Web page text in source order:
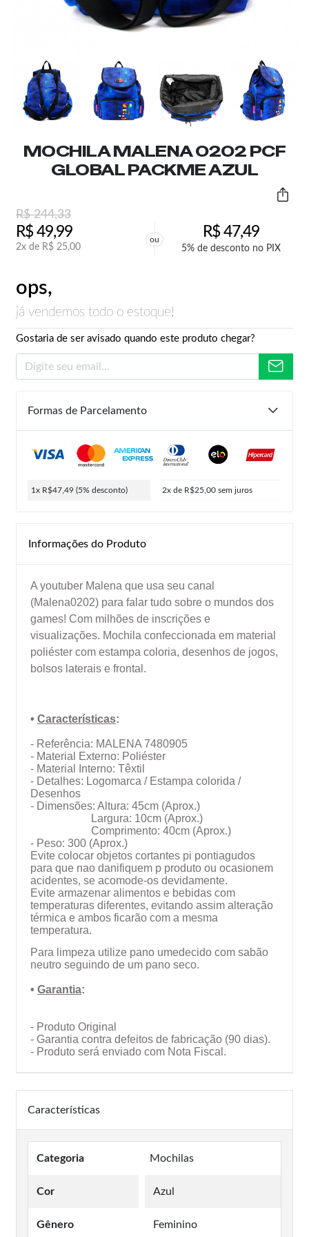
MOCHILA MALENA 0202 PCF
GLOBAL PACKME AZUL
R$244,33
R$49,99
2x de R$ 25,00
ou R$47,49
5% de desconto no PIX
ops,
já vendemos todo o estoque!
Gostaria de ser avisado quando este produto chegar?
Formas de Parcelamento
1x R$47,49 (5% desconto) 2x de R$25,00 sem juros
Informações do Produto
A youtuber Malena que usa seu canal
(Malena0202) para falar tudo sobre o mundos dos
games! Com milhões de inscrições e
visualizações. Mochila confeccionada em material
poliéster com estampa coloria, desenhos de jogos,
bolsos laterais e frontal.
• Características:
- Referência: MALENA 7480905
- Material Externo: Poliéster
- Material Interno: Têxtil
- Detalhes: Logomarca / Estampa colorida /
Desenhos
- Dimensões: Altura: 45cm (Aprox.)
Largura: 10cm (Aprox.)
Comprimento: 40cm (Aprox.)
- Peso: 300 (Aprox.)
Evite colocar objetos cortantes pi pontiagudos
para que nao danifiquem p produto ou ocasionem
acidentes, se acomode-os devidamente.
Evite armazenar alimentos e bebidas com
temperaturas diferentes, evitando assim alteração
térmica e ambos ficarão com a mesma
temperatura.
Para limpeza utilize pano umedecido com sabão
neutro seguindo de um pano seco.
• Garantia:
- Produto Original
- Garantia contra defeitos de fabricação (90 dias).
- Produto será enviado com Nota Fiscal.
Características
Categoria Mochilas
Cor Azul
Gênero Feminino